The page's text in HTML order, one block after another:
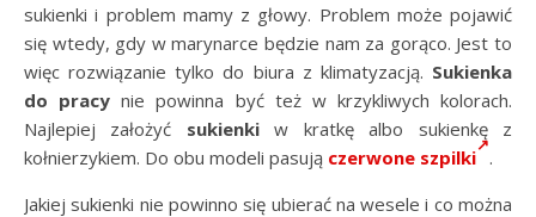
sukienki i problem mamy z głowy. Problem może pojawić
się wtedy, gdy w marynarce będzie nam za gorąco. Jest to
więc rozwiązanie tylko do biura z klimatyzacją. Sukienka
do pracy nie powinna być też w krzykliwych kolorach.
Najlepiej założyć sukienkiw kratkę albo sukienkę z
kołnierzykiem. Do obu modeli pasują czerwone szpilki .
Jakiej sukienki nie powinno się ubierać na wesele i co można